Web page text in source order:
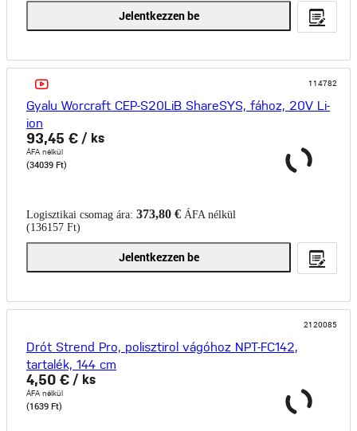
Jelentkezzen be
114782
Gyalu Worcraft CEP-S20LiB ShareSYS, fához, 20V Li-
ion
93,45 € / ks
ÁFA nélkül
(34039 Ft)
Logisztikai csomag ára: 373,80 € ÁFA nélkül
(136157 Ft)
Jelentkezzen be
2120085
Drót Strend Pro, polisztirol vágóhoz NPT-FC142,
tartalék, 144 cm
4,50 € / ks
ÁFA nélkül
(1639 Ft)